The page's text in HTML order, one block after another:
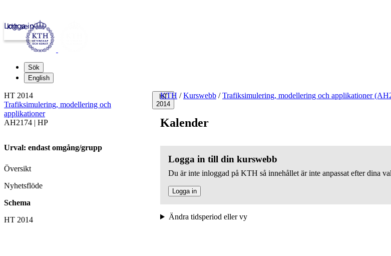
kth.se
Logga in
Sök
English
HT
2014
KTH / Kurswebb / Trafiksimulering, modellering och applikationer
Kalender
Logga in till din kurswebb
Du är inte inloggad på KTH så innehållet är inte anpassat efter dina
Logga in
Ändra tidsperiod eller vy
HT 2014
Trafiksimulering, modellering och
applikationer
AH2174 | HP
Urval: endast omgång/grupp
Översikt
Nyhetsflöde
Schema
HT 2014